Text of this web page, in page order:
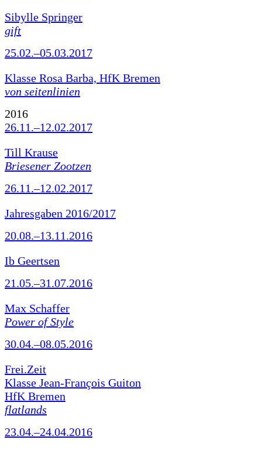
Sibylle Springer
gift
25.02.–05.03.2017
Klasse Rosa Barba, HfK Bremen
von seitenlinien
2016
26.11.–12.02.2017
Till Krause
Briesener Zootzen
26.11.–12.02.2017
Jahresgaben 2016/2017
20.08.–13.11.2016
Ib Geertsen
21.05.–31.07.2016
Max Schaffer
Power of Style
30.04.–08.05.2016
Frei.Zeit
Klasse Jean-François Guiton
HfK Bremen
flatlands
23.04.–24.04.2016